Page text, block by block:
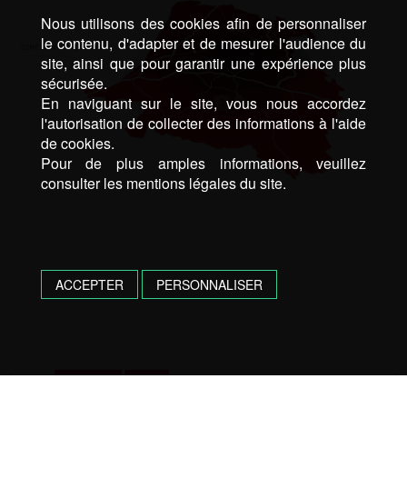
Nous utilisons des cookies afin de personnaliser
le contenu, d'adapter et de mesurer l'audience du
site, ainsi que pour garantir une expérience plus
sécurisée.
En naviguant sur le site, vous nous accordez
l'autorisation de collecter des informations à l'aide
de cookies.
Pour de plus amples informations, veuillez
consulter les mentions légales du site.
ACCEPTER PERSONNALISER